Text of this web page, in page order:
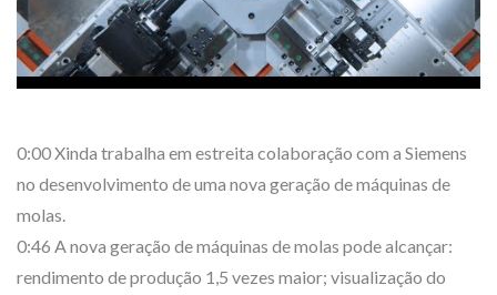
0:00 Xinda trabalha em estreita colaboração com a Siemens
no desenvolvimento de uma nova geração de máquinas de
molas.
0:46 A nova geração de máquinas de molas pode alcançar:
rendimento de produção 1,5 vezes maior; visualização do